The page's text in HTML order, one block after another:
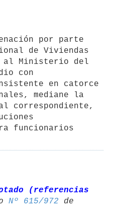
por parte
de Viviendas
al Ministerio del
con
en catorce
mediane la
correspondiente,
funcionarios
(referencias
Nº 615/972 de